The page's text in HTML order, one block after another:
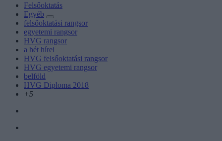
Felsőoktatás
Egyéb
felsőoktatási rangsor
egyetemi rangsor
HVG rangsor
a hét hírei
HVG felsőoktatási rangsor
HVG egyetemi rangsor
belföld
HVG Diploma 2018
+5